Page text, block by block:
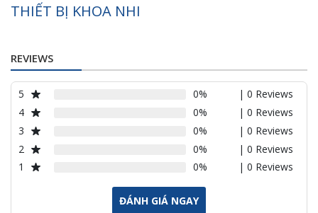
THIẾT BỊ KHOA NHI
REVIEWS
5 0%
| 0 Reviews
4
0%
| 0 Reviews
3
0%
| 0 Reviews
2
0%
| 0 Reviews
1
0% | 0 Reviews
ĐÁNH GIÁ NGAY